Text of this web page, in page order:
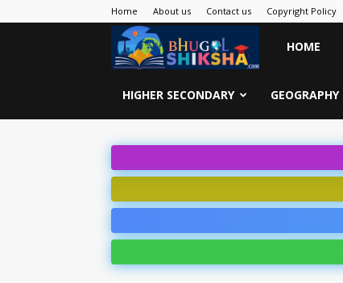
Home About us Contact us Copyright Policy
Bhugol
Shiksha
HOME
HIGHER SECONDARY GEOGRAPHY